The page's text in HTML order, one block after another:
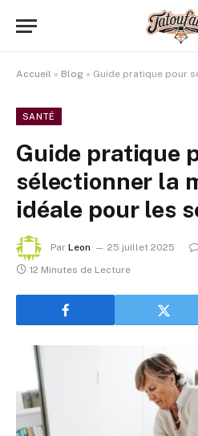
Accueil » Blog » Guide pratique pour
SANTÉ
Guide pratique
sélectionner la
idéale pour les
Par Leon 25 juillet 2025
12 Minutes de Lecture